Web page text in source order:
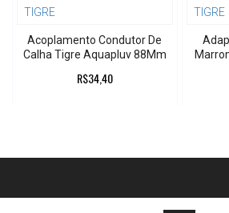
TIGRE
Acoplamento Condutor De
Calha Tigre Aquapluv 88Mm
R$34,40
TIGRE